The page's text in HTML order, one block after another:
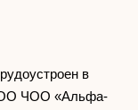
в
ЧОО «Альфа-